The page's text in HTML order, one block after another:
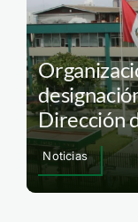
Dirección
Noticias